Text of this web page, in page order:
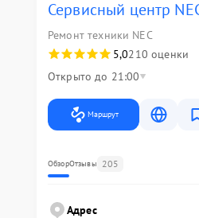
Сервисный центр
Ремонт техники NEC
5,0210 оценки
Открыто до 21:00
Маршрут
ОбзорОтзывы 205
Адрес